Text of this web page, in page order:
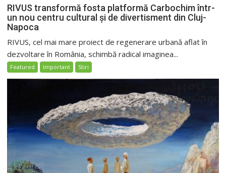
RIVUS transformă fosta platformă Carbochim într-
un nou centru cultural și de divertisment din Cluj-
Napoca
RIVUS, cel mai mare proiect de regenerare urbană aflat în
dezvoltare în România, schimbă radical imaginea...
Featured Important Stiri